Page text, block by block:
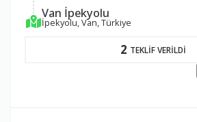
Van İpekyolu
İpekyolu, Van, Türkiye
2 TEKLİF VERİLDİ